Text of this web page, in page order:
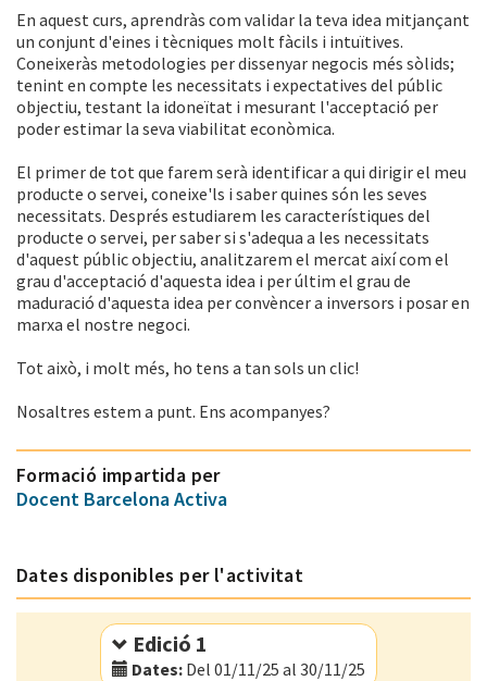
En aquest curs, aprendràs com validar la teva idea mitjançant
un conjunt d'eines i tècniques molt fàcils i intuïtives.
Coneixeràs metodologies per dissenyar negocis més sòlids;
tenint en compte les necessitats i expectatives del públic
objectiu, testant la idoneïtat i mesurant l'acceptació per
poder estimar la seva viabilitat econòmica.
El primer de tot que farem serà identificar a qui dirigir el meu
producte o servei, coneixe'ls i saber quines són les seves
necessitats. Després estudiarem les característiques del
producte o servei, per saber si s'adequa a les necessitats
d'aquest públic objectiu, analitzarem el mercat així com el
grau d'acceptació d'aquesta idea i per últim el grau de
maduració d'aquesta idea per convèncer a inversors i posar en
marxa el nostre negoci.
Tot això, i molt més, ho tens a tan sols un clic!
Nosaltres estem a punt. Ens acompanyes?
Formació impartida per
Docent Barcelona Activa
Dates disponibles per l'activitat
Edició 1
Dates:Del 01/11/25 al 30/11/25